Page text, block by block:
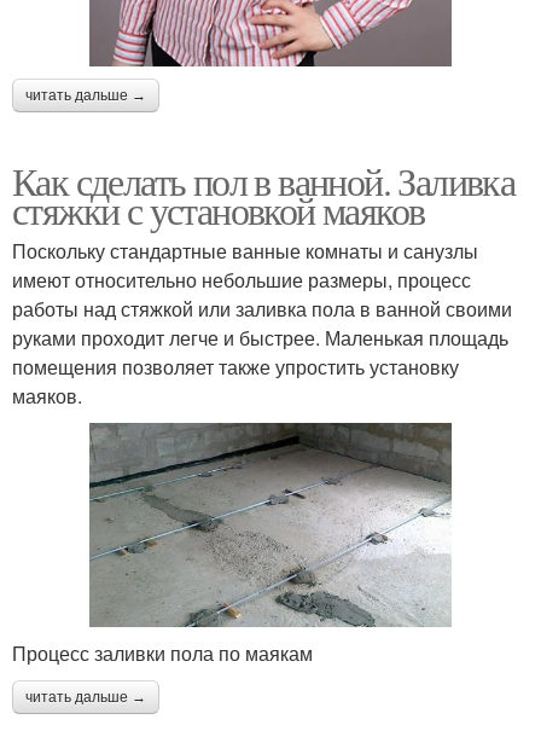
читать дальше →
Как сделать пол в ванной. Заливка
стяжки с установкой маяков
Поскольку стандартные ванные комнаты и санузлы
имеют относительно небольшие размеры, процесс
работы над стяжкой или заливка пола в ванной своими
руками проходит легче и быстрее. Маленькая площадь
помещения позволяет также упростить установку
маяков.
Процесс заливки пола по маякам
читать дальше →